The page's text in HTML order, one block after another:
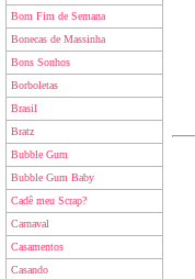
Bom Fim de Semana
Bonecas de Massinha
Bons Sonhos
Borboletas
Brasil
Bratz
Bubble Gum
Bubble Gum Baby
Cadê meu Scrap?
Carnaval
Casamentos
Casando